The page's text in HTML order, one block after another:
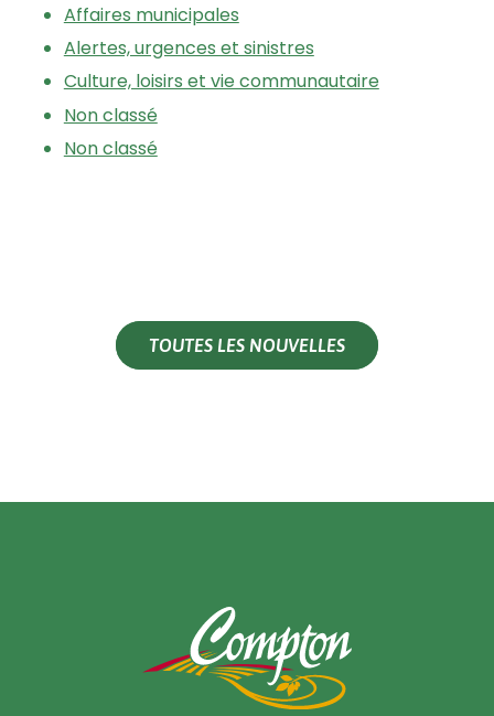
Affaires municipales
Alertes, urgences et sinistres
Culture, loisirs et vie communautaire
Non classé
Non classé
TOUTES LES NOUVELLES